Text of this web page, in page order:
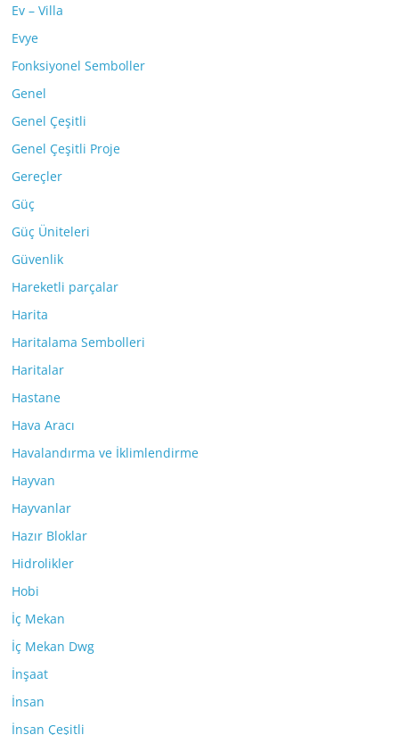
Ev – Villa
Evye
Fonksiyonel Semboller
Genel
Genel Çeşitli
Genel Çeşitli Proje
Gereçler
Güç
Güç Üniteleri
Güvenlik
Hareketli parçalar
Harita
Haritalama Sembolleri
Haritalar
Hastane
Hava Aracı
Havalandırma ve İklimlendirme
Hayvan
Hayvanlar
Hazır Bloklar
Hidrolikler
Hobi
İç Mekan
İç Mekan Dwg
İnşaat
İnsan
İnsan Çeşitli